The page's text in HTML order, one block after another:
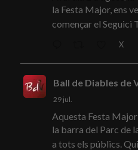
la Festa Major, ens
començar el Seguici
X
Ball de Diables de
29 jul.
Aquesta Festa
la barra del Parc de
a tots els públics.